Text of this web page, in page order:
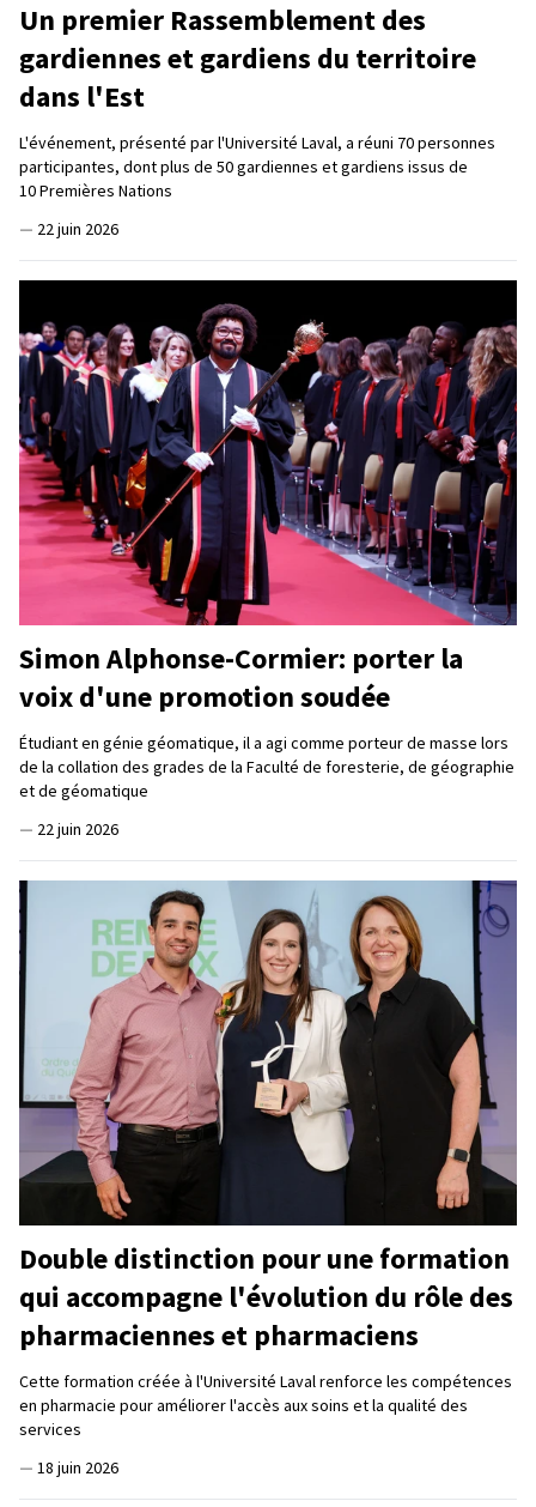
Un premier Rassemblement des
gardiennes et gardiens du territoire
dans l'Est
L'événement, présenté par l'Université Laval, a réuni 70 personnes
participantes, dont plus de 50 gardiennes et gardiens issus de
10 Premières Nations
— 22 juin 2026
Simon Alphonse-Cormier: porter la
voix d'une promotion soudée
Étudiant en génie géomatique, il a agi comme porteur de masse lors
de la collation des grades de la Faculté de foresterie, de géographie
et de géomatique
— 22 juin 2026
Double distinction pour une formation
qui accompagne l'évolution du rôle des
pharmaciennes et pharmaciens
Cette formation créée à l'Université Laval renforce les compétences
en pharmacie pour améliorer l'accès aux soins et la qualité des
services
— 18 juin 2026